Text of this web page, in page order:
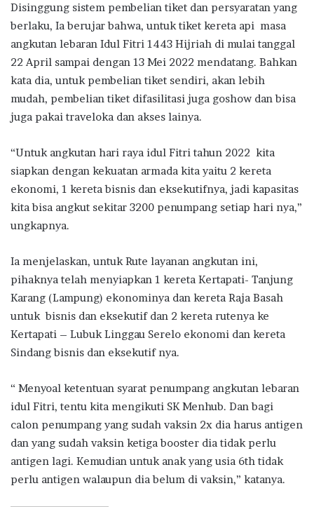
Disinggung sistem pembelian tiket dan persyaratan yang
berlaku, Ia berujar bahwa, untuk tiket kereta api masa
angkutan lebaran Idul Fitri 1443 Hijriah di mulai tanggal
22 April sampai dengan 13 Mei 2022 mendatang. Bahkan
kata dia, untuk pembelian tiket sendiri, akan lebih
mudah, pembelian tiket difasilitasi juga goshow dan bisa
juga pakai traveloka dan akses lainya.
“Untuk angkutan hari raya idul Fitri tahun 2022 kita
siapkan dengan kekuatan armada kita yaitu 2 kereta
ekonomi, 1 kereta bisnis dan eksekutifnya, jadi kapasitas
kita bisa angkut sekitar 3200 penumpang setiap hari nya,”
ungkapnya.
Ia menjelaskan, untuk Rute layanan angkutan ini,
pihaknya telah menyiapkan 1 kereta Kertapati- Tanjung
Karang (Lampung) ekonominya dan kereta Raja Basah
untuk bisnis dan eksekutif dan 2 kereta rutenya ke
Kertapati – Lubuk Linggau Serelo ekonomi dan kereta
Sindang bisnis dan eksekutif nya.
“ Menyoal ketentuan syarat penumpang angkutan lebaran
idul Fitri, tentu kita mengikuti SK Menhub. Dan bagi
calon penumpang yang sudah vaksin 2x dia harus antigen
dan yang sudah vaksin ketiga booster dia tidak perlu
antigen lagi. Kemudian untuk anak yang usia 6th tidak
perlu antigen walaupun dia belum di vaksin,” katanya.